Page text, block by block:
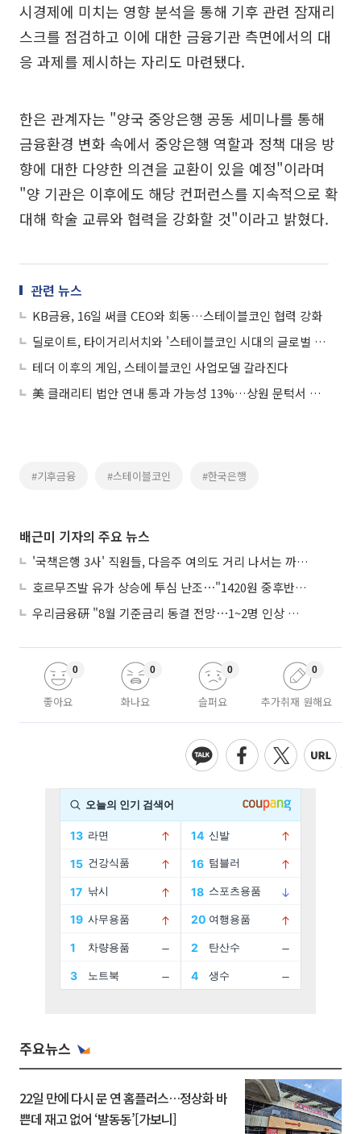
시경제에 미치는 영향 분석을 통해 기후 관련 잠재리
스크를 점검하고 이에 대한 금융기관 측면에서의 대
응 과제를 제시하는 자리도 마련됐다.
한은 관계자는 "양국 중앙은행 공동 세미나를 통해
금융환경 변화 속에서 중앙은행 역할과 정책 대응 방
향에 대한 다양한 의견을 교환이 있을 예정"이라며
"양 기관은 이후에도 해당 컨퍼런스를 지속적으로 확
대해 학술 교류와 협력을 강화할 것"이라고 밝혔다.
관련 뉴스
KB금융, 16일 써클 CEO와 회동…스테이블코인 협력 강화
딜로이트, 타이거리서치와 '스테이블코인 시대의 글로벌 사업전략' 서밋 공동 개최
테더 이후의 게임, 스테이블코인 사업모델 갈라진다
美 클래리티 법안 연내 통과 가능성 13%…상원 문턱서 제동
#기후금융 #스테이블코인 #한국은행
배근미 기자의 주요 뉴스
'국책은행 3사' 직원들, 다음주 여의도 거리 나서는 까닭은
호르무즈발 유가 상승에 투심 난조⋯"1420원 중후반 등락"
우리금융硏 "8월 기준금리 동결 전망⋯1~2명 인상 소수의견 낼 것"
좋아요
0
화나요
0
슬퍼요
0
추가취재 원해요
0
주요뉴스
22일 만에 다시 문 연 홈플러스…정상화 바
쁜데 재고 없어 ‘발동동’[가보니]